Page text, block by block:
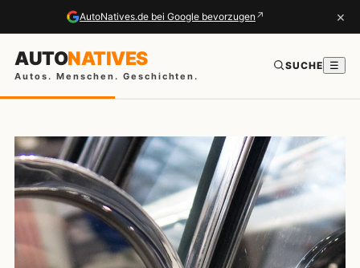
AutoNatives.de bei Google bevorzugen ↗ ×
AUTONATIVES
Autos. Menschen. Geschichten.
SUCHE ☰